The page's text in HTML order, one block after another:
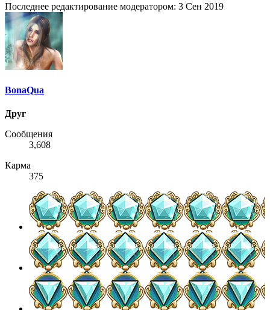
Последнее редактирование модератором: 3 Сен 2019
BonaQua
Друг
Сообщения
3,608
Карма
375